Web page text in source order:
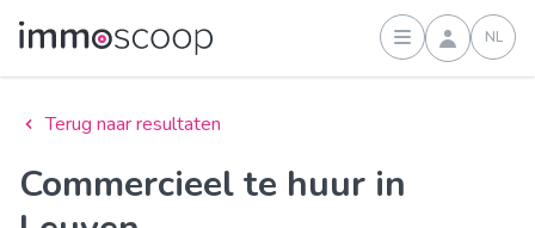
Inloggen
NL
Terug naar resultaten
Commercieel te huur in